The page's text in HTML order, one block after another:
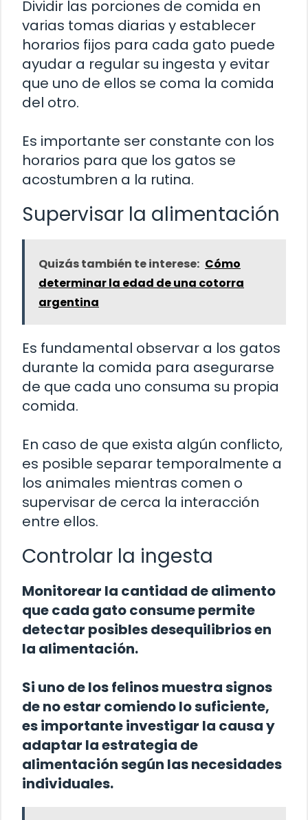
Dividir las porciones de comida en
varias tomas diarias y establecer
horarios fijos para cada gato puede
ayudar a regular su ingesta y evitar
que uno de ellos se coma la comida
del otro.
Es importante ser constante con los
horarios para que los gatos se
acostumbren a la rutina.
Supervisar la alimentación
Quizás también te interese: Cómo
determinar la edad de una cotorra
argentina
Es fundamental observar a los gatos
durante la comida para asegurarse
de que cada uno consuma su propia
comida.
En caso de que exista algún conflicto,
es posible separar temporalmente a
los animales mientras comen o
supervisar de cerca la interacción
entre ellos.
Controlar la ingesta
Monitorear la cantidad de alimento
que cada gato consume permite
detectar posibles desequilibrios en
la alimentación.
Si uno de los felinos muestra signos
de no estar comiendo lo suficiente,
es importante investigar la causa y
adaptar la estrategia de
alimentación según las necesidades
individuales.